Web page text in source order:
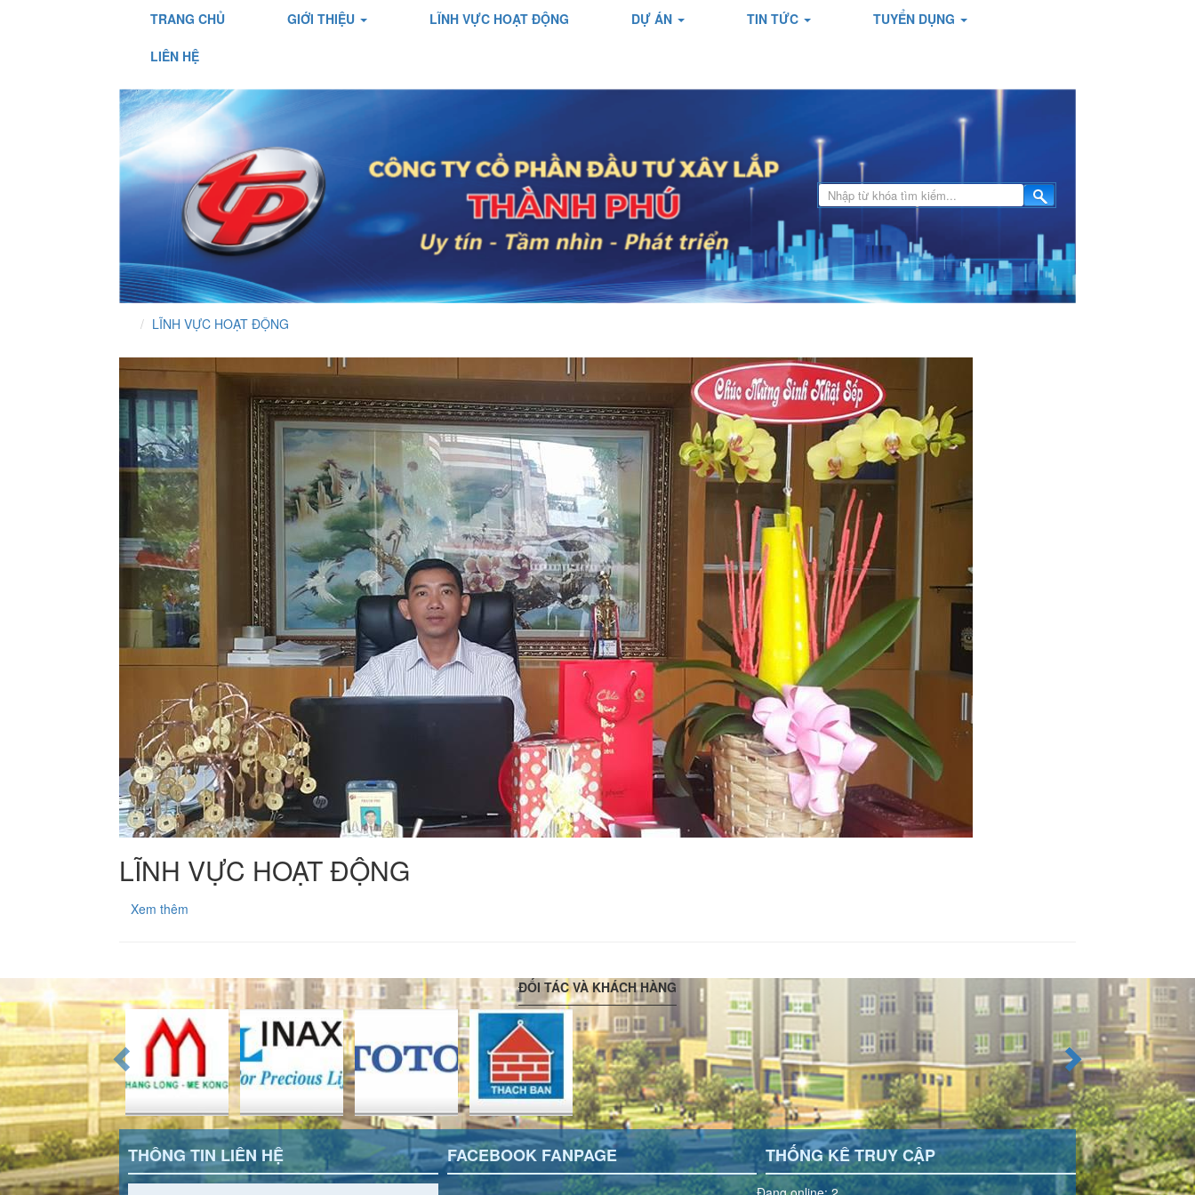
TRANG CHỦ GIỚI THIỆU LĨNH VỰC HOẠT ĐỘNG DỰ ÁN TIN TỨC TUYỂN DỤNG
LIÊN HỆ
LĨNH VỰC HOẠT ĐỘNG
LĨNH VỰC HOẠT ĐỘNG
Xem thêm
ĐỐI TÁC VÀ KHÁCH HÀNG
THÔNG TIN LIÊN HỆ FACEBOOK FANPAGE THỐNG KÊ TRUY CẬP